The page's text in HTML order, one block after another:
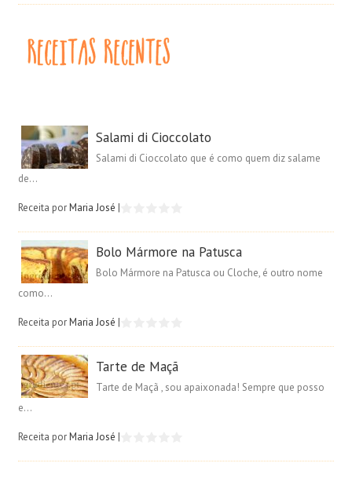
Salami di Cioccolato
Salami di Cioccolato que é como quem diz salame
de...
Receita porMaria José |
Bolo Mármore na Patusca
Bolo Mármore na Patusca ou Cloche, é outro nome
como...
Receita porMaria José |
Tarte de Maçã
Tarte de Maçã , sou apaixonada! Sempre que posso
e...
Receita porMaria José |